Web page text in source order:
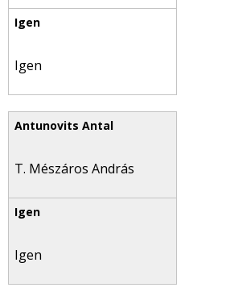
Igen
T. Mészáros András
Igen